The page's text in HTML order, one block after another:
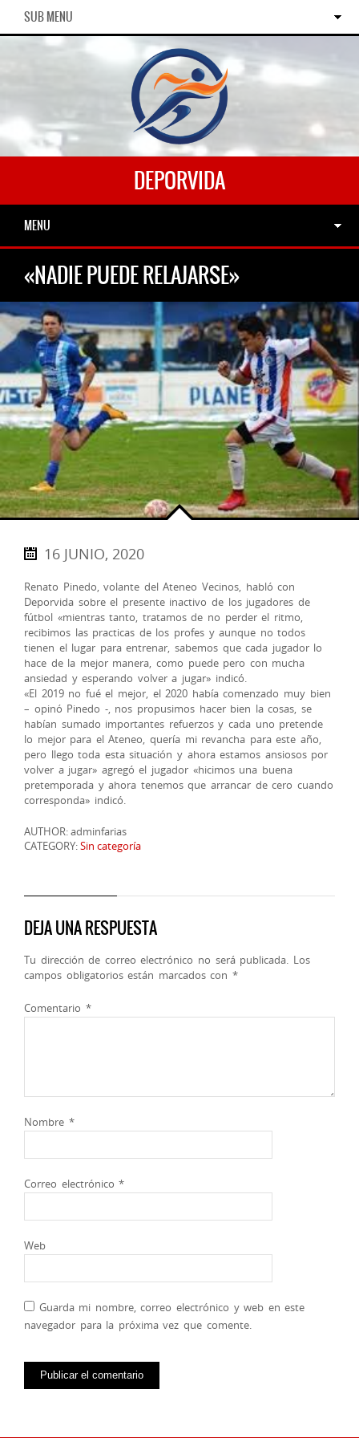
SUB MENU
DEPORVIDA
MENU
«NADIE PUEDE RELAJARSE»
16 JUNIO, 2020
Renato Pinedo, volante del Ateneo Vecinos, habló con
Deporvida sobre el presente inactivo de los jugadores de
fútbol «mientras tanto, tratamos de no perder el ritmo,
recibimos las practicas de los profes y aunque no todos
tienen el lugar para entrenar, sabemos que cada jugador lo
hace de la mejor manera, como puede pero con mucha
ansiedad y esperando volver a jugar» indicó.
«El 2019 no fué el mejor, el 2020 había comenzado muy bien
– opinó Pinedo -, nos propusimos hacer bien la cosas, se
habían sumado importantes refuerzos y cada uno pretende
lo mejor para el Ateneo, quería mi revancha para este año,
pero llego toda esta situación y ahora estamos ansiosos por
volver a jugar» agregó el jugador «hicimos una buena
pretemporada y ahora tenemos que arrancar de cero cuando
corresponda» indicó.
AUTHOR: adminfarias
CATEGORY:Sin categoría
DEJA UNA RESPUESTA
Tu dirección de correo electrónico no será publicada. Los
campos obligatorios están marcados con *
Comentario *
Nombre *
Correo electrónico*
Web
Guarda mi nombre, correo electrónico y web en este
navegador para la próxima vez que comente.